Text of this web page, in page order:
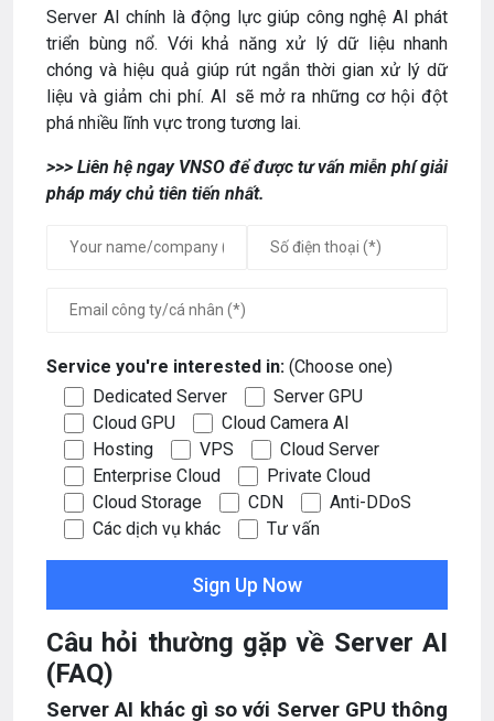
Server AI chính là động lực giúp công nghệ AI phát
triển bùng nổ. Với khả năng xử lý dữ liệu nhanh
chóng và hiệu quả giúp rút ngắn thời gian xử lý dữ
liệu và giảm chi phí. AI sẽ mở ra những cơ hội đột
phá nhiều lĩnh vực trong tương lai.
>>> Liên hệ ngay VNSO để được tư vấn miễn phí giải
pháp máy chủ tiên tiến nhất.
Service you're interested in: (Choose one)
Dedicated Server
Server GPU
Cloud GPU
Cloud Camera AI
Hosting
VPS
Cloud Server
Enterprise Cloud
Private Cloud
Cloud Storage
CDN
Anti-DDoS
Các dịch vụ khác
Tư vấn
Câu hỏi thường gặp về Server AI
(FAQ)
Server AI khác gì so với Server GPU thông